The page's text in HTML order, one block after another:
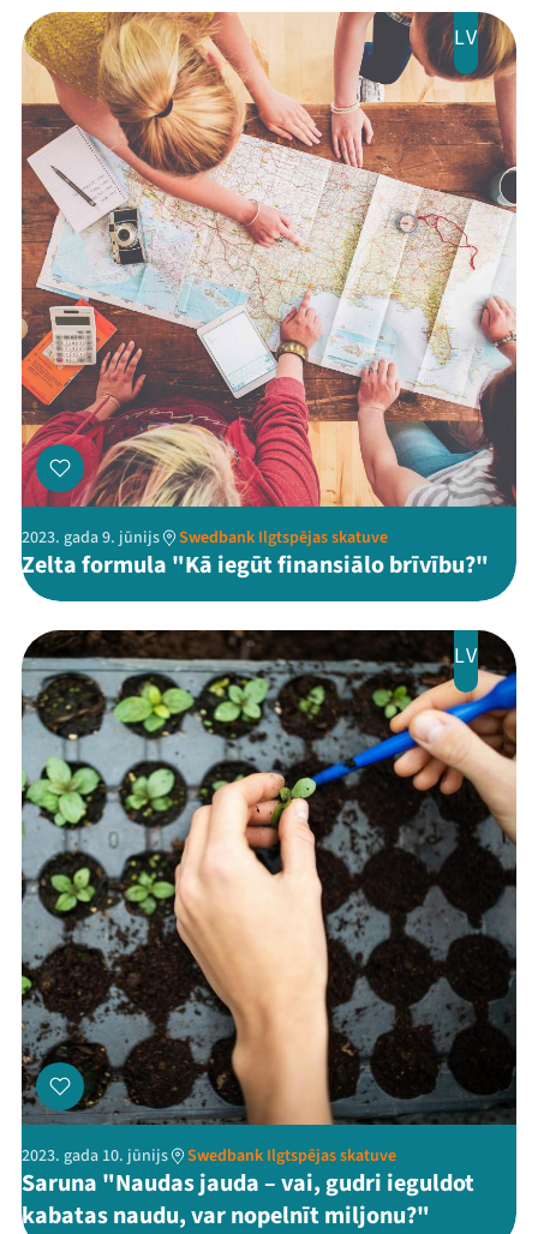
Festivāls
Programma
Arhīvs
Viņi bija LAMPĀ 2026
Jaunumi
Ziedo
Veikals
Kontakti
ThreadsFacebookYoutube
X Instagram
Flick TikTok
LV
2023. gada 9. jūnijs Swedbank Ilgtspējas skatuve
Zelta formula "Kā iegūt finansiālo brīvību?"
LV
2023. gada 10. jūnijs Swedbank Ilgtspējas skatuve
Saruna "Naudas jauda – vai, gudri ieguldot
kabatas naudu, var nopelnīt miljonu?"